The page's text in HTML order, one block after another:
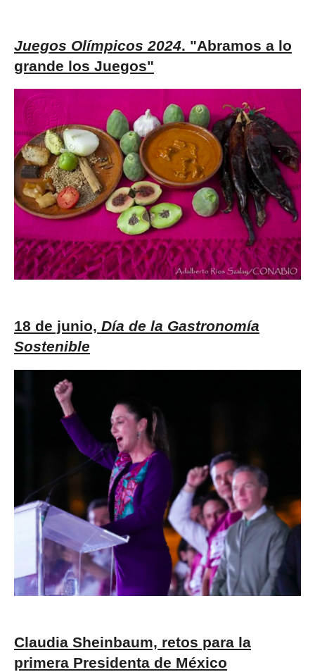
Juegos Olímpicos 2024. "Abramos a lo
grande los Juegos"
18 de junio, Día de la Gastronomía
Sostenible
Claudia Sheinbaum, retos para la
primera Presidenta de México